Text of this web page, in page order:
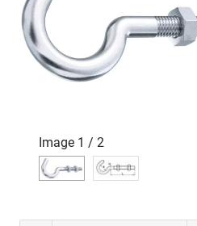
Image 1 / 2